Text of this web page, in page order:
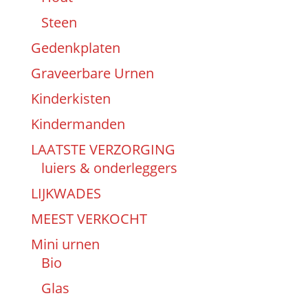
Steen
Gedenkplaten
Graveerbare Urnen
Kinderkisten
Kindermanden
LAATSTE VERZORGING
luiers & onderleggers
LIJKWADES
MEEST VERKOCHT
Mini urnen
Bio
Glas